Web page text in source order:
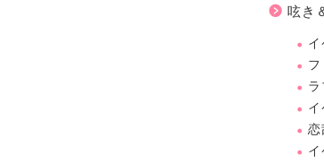
呟き
イ
フ
ラ
イ
恋
イ